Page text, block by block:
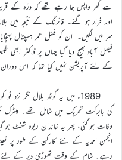
سے گھر واپس جا رہے تھے کہ درّہ کے
اور فرار ہو گئے۔ فائرنگ کے نتیجہ میں
سر میں لگیں۔ ان کو فضل عمر ہسپتال
فیصل آباد بھیج دیا گیا جہاں پر ڈاکٹر ابھی
کے لئے آپریشن نہیں کیا تھا کہ اس دوران
1989ء میں یہ گوٹھ بلال نگر
انجمن احمدیہ کے نئے کارکن کے طور
رہے۔ شام کے وقت تھوڑی دیر کے لئے